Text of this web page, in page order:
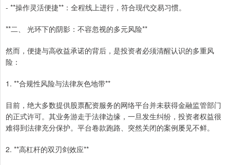
- **操作灵活便捷**：全程线上进行，符合现代交易习惯。
**二、 光环下的阴影：不容忽视的多元风险**
然而，便捷与高收益承诺的背后，是投资者必须清醒认识的多重风
险：
1. **合规性风险与法律灰色地带**
目前，绝大多数提供股票配资服务的网络平台并未获得金融监管部门
的正式许可。其业务游走于法律边缘，一旦发生纠纷，投资者权益很
难得到法律充分保护。平台卷款跑路、突然关闭的案例屡见不鲜。
2. **高杠杆的双刃剑效应**